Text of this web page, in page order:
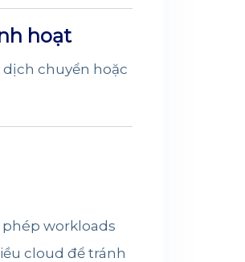
hoạt
dịch chuyển hoặc
workloads
cloud để tránh